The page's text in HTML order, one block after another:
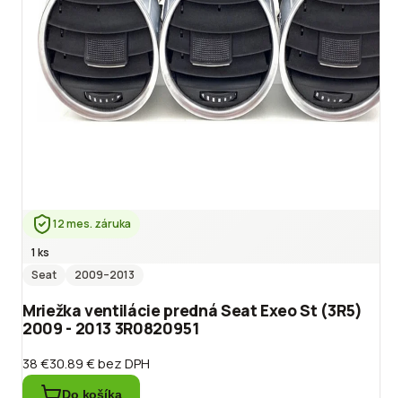
12 mes. záruka
1 ks
Seat
2009–2013
Mriežka ventilácie predná Seat Exeo St (3R5)
2009 - 2013 3R0820951
38 €30.89 €bez DPH
Do košíka